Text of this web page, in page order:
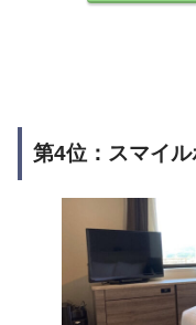
第4位：スマイ